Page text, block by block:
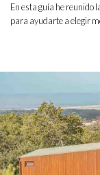
En esta guía he reunido
para ayudarte a elegir